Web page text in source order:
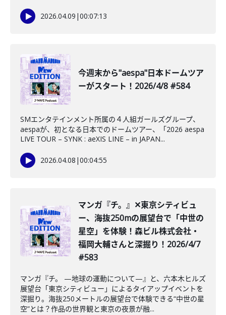
2026.04.09 |00:07:13
今週末から"aespa"日本ドームツア
ーがスタート！2026/4/8 #584
SMエンタテインメント所属の４人組ガールズグループ、
aespaが、初となる日本でのドームツアー、「2026 aespa
LIVE TOUR – SYNK : aeXIS LINE – in JAPAN...
2026.04.08 |00:04:55
️マンガ『チ。』✕東京シティビュ
ー、海抜250mの展望台で「中世の
星空」を体験！森ビル株式会社・
福岡大輔さんと深掘り！2026/4/7
#583
マンガ『チ。 —地球の運動について—』と、六本木ヒルズ
展望台「東京シティビュー」によるタイアップイベントを
深掘り。海抜250メートルの展望台で体験できる“中世の星
空”とは？作品の世界観と東京の夜景が融...